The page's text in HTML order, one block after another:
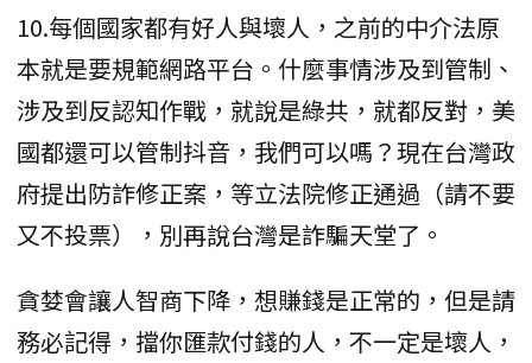
10.每個國家都有好人與壞人，之前的中介法原
本就是要規範網路平台。什麼事情涉及到管制、
涉及到反認知作戰，就說是綠共，就都反對，美
國都還可以管制抖音，我們可以嗎？現在台灣政
府提出防詐修正案，等立法院修正通過（請不要
又不投票），別再說台灣是詐騙天堂了。
貪婪會讓人智商下降，想賺錢是正常的，但是請
務必記得，擋你匯款付錢的人，不一定是壞人，